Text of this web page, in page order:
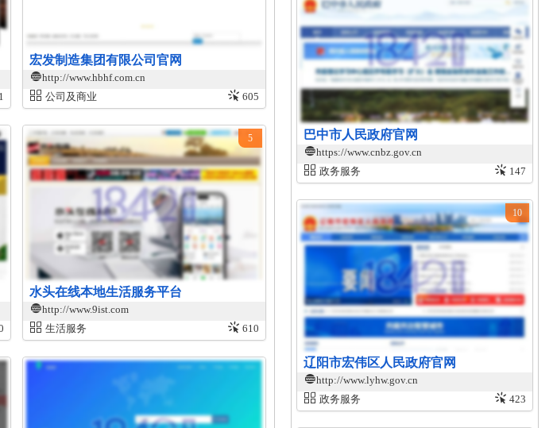
宏发制造集团有限公司官网
http://www.hbhf.com.cn
公司及商业
605
水头在线本地生活服务平台
http://www.9ist.com
生活服务
610
5 巴中市人民政府官网
https://www.cnbz.gov.cn
政务服务
147
辽阳市宏伟区人民政府官网
http://www.lyhw.gov.cn
政务服务
423
10